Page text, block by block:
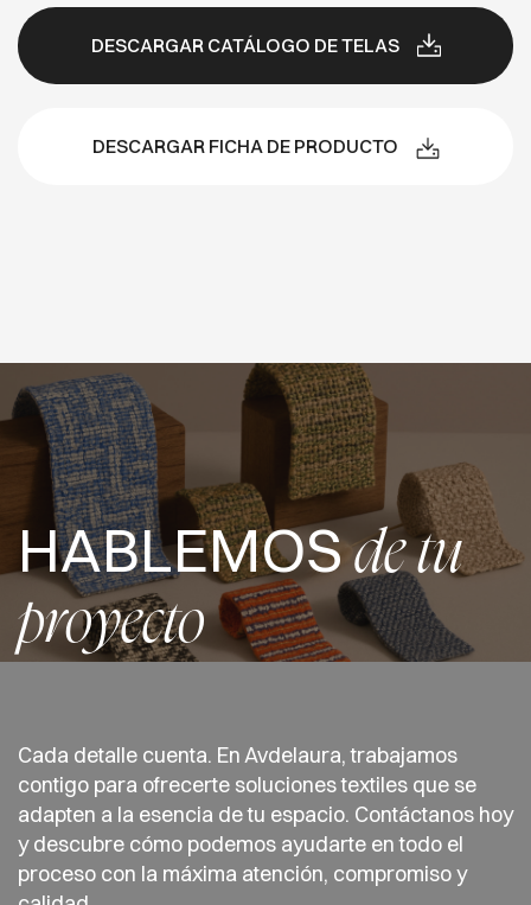
DESCARGAR CATÁLOGO DE TELAS
DESCARGAR FICHA DE PRODUCTO
HABLEMOSde tu
proyecto
Cada detalle cuenta. En Avdelaura, trabajamos
contigo para ofrecerte soluciones textiles que se
adapten a la esencia de tu espacio. Contáctanos hoy
y descubre cómo podemos ayudarte en todo el
proceso con la máxima atención, compromiso y